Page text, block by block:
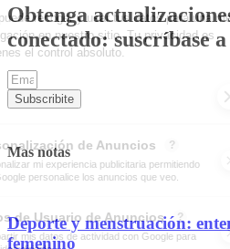
Obtenga
conectado: suscríbase
Subscribite
Mas notas
Deporte y menstruación:
femenino